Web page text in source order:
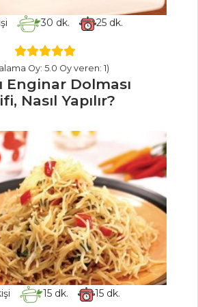
30 dk. 25dk.
Oy: 5.0 Oy veren: 1)
Enginar Dolması
Nasıl Yapılır?
15 dk. 15 dk.